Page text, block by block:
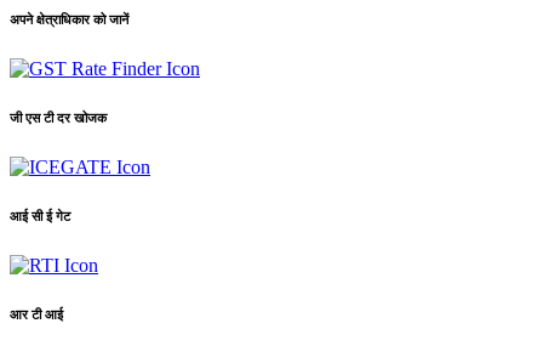
अपने क्षेत्राधिकार को जानें
जी एस टी दर खोजक
आई सी ई गेट
आर टी आई